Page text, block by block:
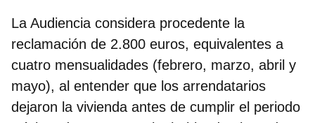
La Audiencia considera procedente la
reclamación de 2.800 euros, equivalentes a
cuatro mensualidades (febrero, marzo, abril y
mayo), al entender que los arrendatarios
dejaron la vivienda antes de cumplir el periodo